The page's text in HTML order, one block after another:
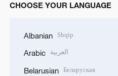
CHOOSE YOUR LANGUAGE
Albanian Shqip
Arabic العربية
Belarusian Беларуская